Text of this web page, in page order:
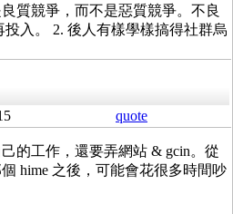
質競爭，而不是惡質競爭。不良
入。 2. 後人有樣學樣搞得社群烏
quote
的工作，還要弄網站 & gcin。從
hime 之後，可能會花很多時間吵